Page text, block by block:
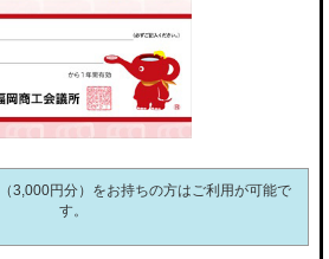
3,000円分）をお持ちの方はご利用が可能で
す。